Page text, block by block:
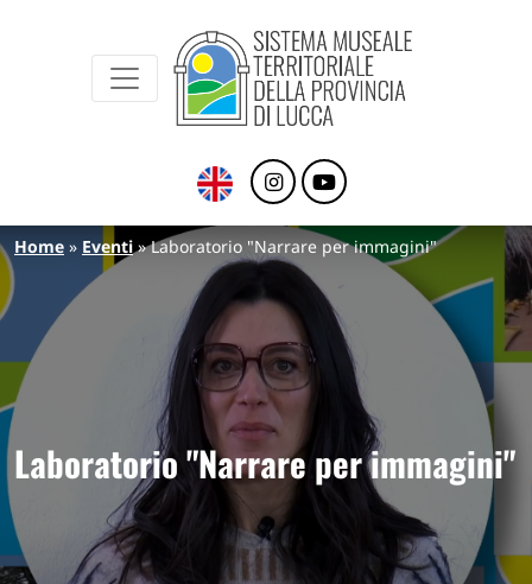
Sistema Museale Territoriale della
Briciole di pane
Home Eventi Laboratorio "Narrare per immagini"
Laboratorio "Narrare per immagini"